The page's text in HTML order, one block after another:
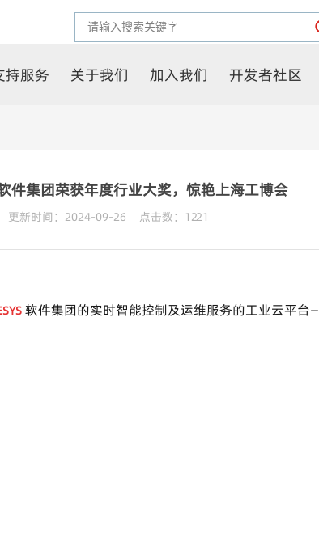
持服务 关于我们 加入我们 开发者社区
件集团荣获年度行业大奖，惊艳上海工博会
更新时间：2024-09-26 点击数： 1221
软件集团的实时智能控制及运维服务的工业云平台—